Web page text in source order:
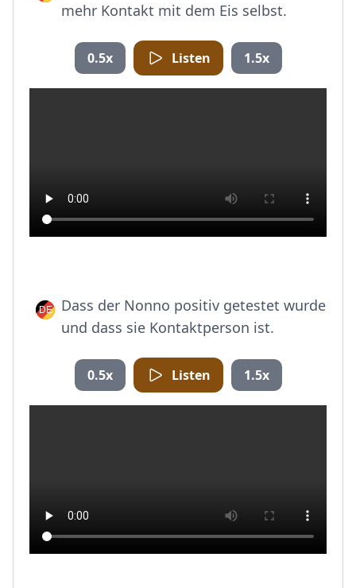
mehr Kontakt mit dem Eis selbst.
0.5x Listen 1.5x
Dass der Nonno positiv getestet wurde
und dass sie Kontaktperson ist.
0.5x Listen 1.5x